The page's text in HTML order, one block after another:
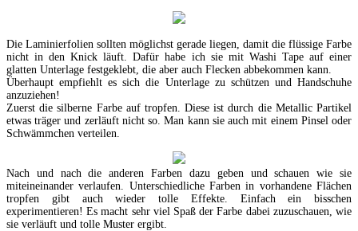
Die Laminierfolien sollten möglichst gerade liegen, damit die flüssige Farbe
nicht in den Knick läuft. Dafür habe ich sie mit Washi Tape auf einer
glatten Unterlage festgeklebt, die aber auch Flecken abbekommen kann.
Überhaupt empfiehlt es sich die Unterlage zu schützen und Handschuhe
anzuziehen!
Zuerst die silberne Farbe auf tropfen. Diese ist durch die Metallic Partikel
etwas träger und zerläuft nicht so. Man kann sie auch mit einem Pinsel oder
Schwämmchen verteilen.
Nach und nach die anderen Farben dazu geben und schauen wie sie
miteineinander verlaufen. Unterschiedliche Farben in vorhandene Flächen
tropfen gibt auch wieder tolle Effekte. Einfach ein bisschen
experimentieren! Es macht sehr viel Spaß der Farbe dabei zuzuschauen, wie
sie verläuft und tolle Muster ergibt.